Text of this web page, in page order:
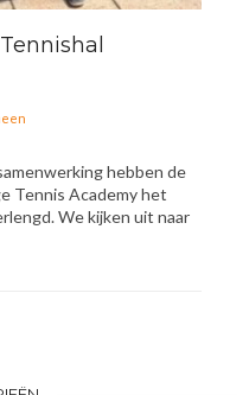
hebben de
Tennis Academy het
We kijken uit naar